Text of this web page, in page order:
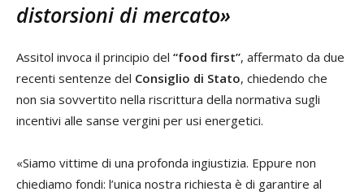
distorsioni di mercato»
Assitol invoca il principio del “food first”, affermato da due
recenti sentenze del Consiglio di Stato, chiedendo che
non sia sovvertito nella riscrittura della normativa sugli
incentivi alle sanse vergini per usi energetici.
«Siamo vittime di una profonda ingiustizia. Eppure non
chiediamo fondi: l’unica nostra richiesta è di garantire al